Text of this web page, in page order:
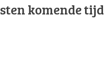
komende tijd